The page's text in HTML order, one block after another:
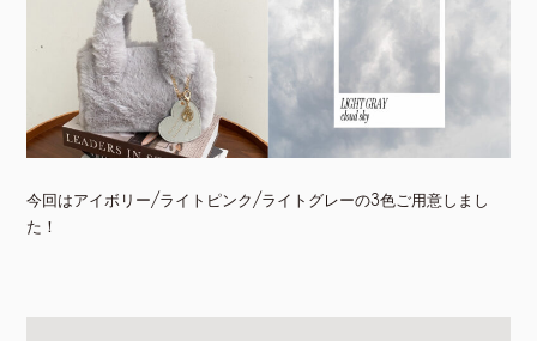
今回はアイボリー/ライトピンク/ライトグレーの3色ご用意しまし
た！